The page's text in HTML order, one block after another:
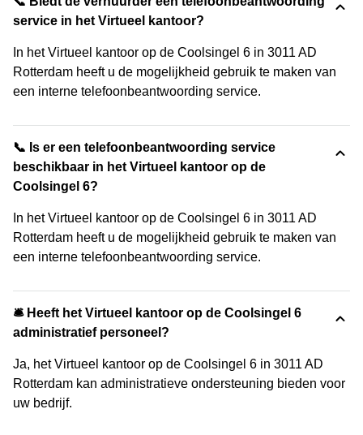
service in het Virtueel kantoor?
In het Virtueel kantoor op de Coolsingel 6 in 3011 AD
Rotterdam heeft u de mogelijkheid gebruik te maken van
een interne telefoonbeantwoording service.
📞 Is er een telefoonbeantwoording service
beschikbaar in het Virtueel kantoor op de
Coolsingel 6?
In het Virtueel kantoor op de Coolsingel 6 in 3011 AD
Rotterdam heeft u de mogelijkheid gebruik te maken van
een interne telefoonbeantwoording service.
🛎 Heeft het Virtueel kantoor op de Coolsingel 6
administratief personeel?
Ja, het Virtueel kantoor op de Coolsingel 6 in 3011 AD
Rotterdam kan administratieve ondersteuning bieden voor
uw bedrijf.